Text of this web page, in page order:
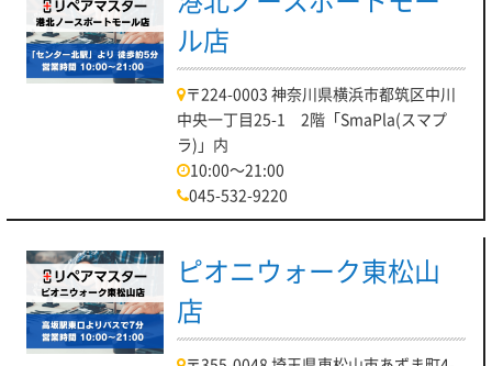
ル店
〒224-0003 神奈川県横浜市都筑区中川
中央一丁目25-1 2階「SmaPla(スマプ
ラ)」内
10:00～21:00
045-532-9220
ピオニウォーク東松山
店